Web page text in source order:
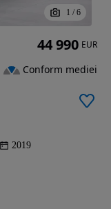
1 / 6
2019
44 990 EUR
Conform mediei